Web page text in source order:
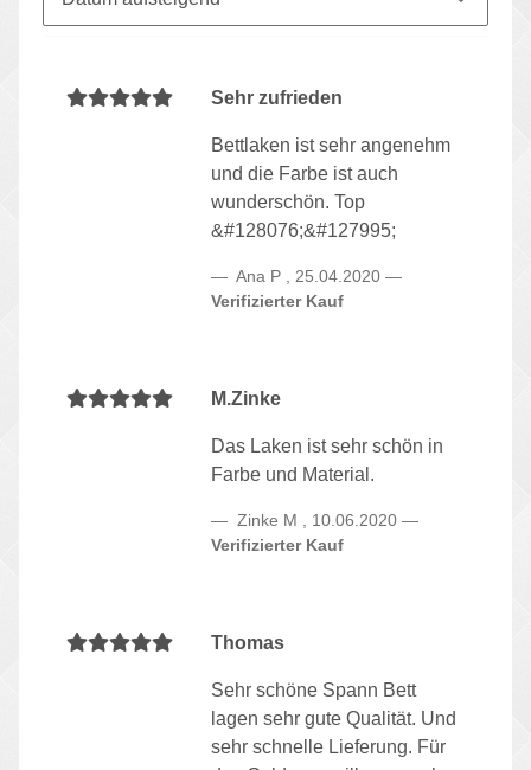
Sehr zufrieden
Bettlaken ist sehr angenehm
und die Farbe ist auch
wunderschön. Top
&#128076;&#127995;
Ana P
25.04.2020
Verifizierter Kauf
M.Zinke
Das Laken ist sehr schön in
Farbe und Material.
Zinke M
10.06.2020
Verifizierter Kauf
Thomas
Sehr schöne Spann Bett
lagen sehr gute Qualität. Und
sehr schnelle Lieferung. Für